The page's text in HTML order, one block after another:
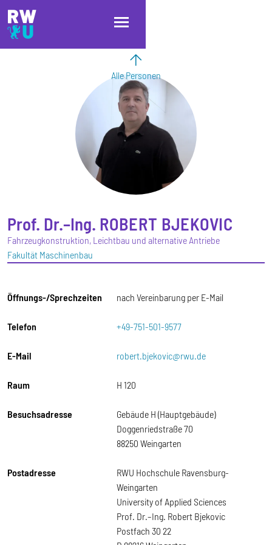
Direkt zum Inhalt
Direkt zur Hauptnavigation
Direkt zum Fußbereich
Alle Personen
Prof. Dr.–Ing. ROBERT BJEKOVIC
Fahrzeugkonstruktion, Leichtbau und alternative Antriebe
Fakultät Maschinenbau
Öffnungs-/Sprechzeiten nach Vereinbarung per E-Mail
Telefon +49-751-501-9577
E-Mail robert.bjekovic@rwu.de
Raum H 120
Besuchsadresse
Gebäude H (Hauptgebäude)
Doggenriedstraße 70
88250 Weingarten
Postadresse
RWU Hochschule Ravensburg-
Weingarten
University of Applied Sciences
Prof. Dr.–Ing. Robert Bjekovic
Postfach 30 22